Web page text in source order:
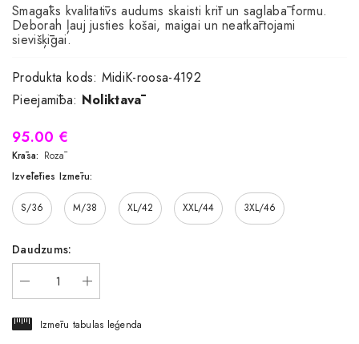
Smagāks kvalitatīvs audums skaisti krīt un saglabā formu.
Deborah ļauj justies košai, maigai un neatkārtojami
sievišķīgai.
Produkta kods: MidiK-roosa-4192
Pieejamība: Noliktavā
95.00 €
Krāsa: Rozā
Izvēlēties Izmēru:
S/36 M/38 XL/42 XXL/44 3XL/46
Daudzums:
Izmēru tabulas leģenda